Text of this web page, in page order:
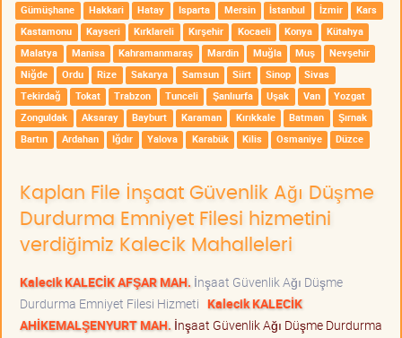
Gümüşhane
Hakkari Hatay Isparta Mersin İstanbul İzmir
Kars
Kastamonu
Kayseri Kırklareli Kırşehir Kocaeli Konya
Kütahya
Malatya
Manisa Kahramanmaraş Mardin Muğla Muş
Nevşehir
Niğde
Ordu Rize Sakarya Samsun Siirt Sinop
Sivas
Tekirdağ
Tokat Trabzon Tunceli Şanlıurfa Uşak Van
Yozgat
Zonguldak
Aksaray Bayburt Karaman Kırıkkale Batman
Şırnak
Bartın
Ardahan Iğdır Yalova Karabük Kilis Osmaniye Düzce
Kaplan File İnşaat Güvenlik Ağı Düşme
Durdurma Emniyet Filesi hizmetini
verdiğimiz Kalecik Mahalleleri
Kalecik KALECİK AFŞAR MAH. İnşaat Güvenlik Ağı Düşme
Durdurma Emniyet Filesi Hizmeti Kalecik KALECİK
AHİKEMALŞENYURT MAH. İnşaat Güvenlik Ağı Düşme Durdurma